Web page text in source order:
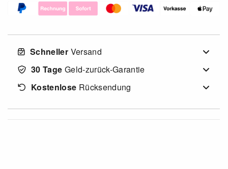
Schneller Versand
30 Tage Geld-zurück-Garantie
Kostenlose Rücksendung